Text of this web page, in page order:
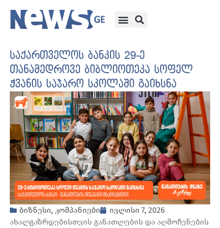
საქართველოს ბანკის 29-ე
თანამედროვე ბიბლიოთეკა სოფელ
ჭვანის საჯარო სკოლაში გაიხსნა
ბიზნესი, კომპანიები
ივლისი 7, 2026
ახალგაზრდებისთვის განათლების და აღმოჩენების